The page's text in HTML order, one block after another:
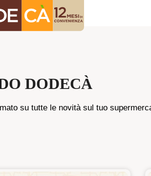
DODECÀ
su tutte le novità sul tuo